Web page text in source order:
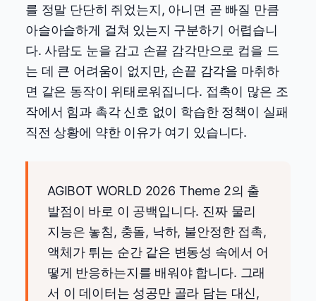
를 정말 단단히 쥐었는지, 아니면 곧 빠질 만큼
아슬아슬하게 걸쳐 있는지 구분하기 어렵습니
다. 사람도 눈을 감고 손끝 감각만으로 컵을 드
는 데 큰 어려움이 없지만, 손끝 감각을 마취하
면 같은 동작이 위태로워집니다. 접촉이 많은 조
작에서 힘과 촉각 신호 없이 학습한 정책이 실패
직전 상황에 약한 이유가 여기 있습니다.
AGIBOT WORLD 2026 Theme 2의 출
발점이 바로 이 공백입니다. 진짜 물리
지능은 놓침, 충돌, 낙하, 불안정한 접촉,
액체가 튀는 순간 같은 변동성 속에서 어
떻게 반응하는지를 배워야 합니다. 그래
서 이 데이터는 성공만 골라 담는 대신,